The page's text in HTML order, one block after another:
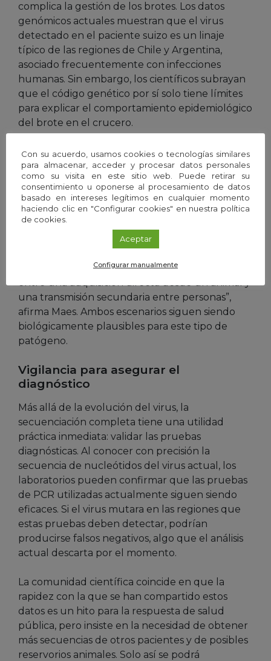
complica la gestión de los brotes. Los datos
genómicos actuales muestran que el virus
detectado en el paciente suizo es un linaje
típico de las regiones de Chile y Argentina,
asociado frecuentemente con infecciones
humanas. Sin embargo, los científicos subrayan
que el código genético por sí solo tiene límites
para explicar el comportamiento epidemiológico
del brote en el crucero.
Piet Maes, presidente electo de la Sociedad
Internacional de Hantavirus, señala al SMC que
las longitudes de las ramas en el árbol
filogenético confirman un evento de
transmisión reciente.
“Aunque los hallazgos no indican la aparición de
genómicos por sí solos no pueden distinguir
entre una adquisición directa desde un animal y
una transmisión secundaria entre personas”,
afirma Maes. Ambos escenarios siguen siendo
biológicamente plausibles para este tipo de
patógeno.
Vigilancia para asegurar el
diagnóstico
Más allá de la evolución del virus, la
secuenciación completa tiene una utilidad
práctica inmediata: validar las pruebas
diagnósticas. Al conocer con precisión la
secuencia de nucleótidos del virus actual, los
laboratorios pueden confirmar que las pruebas
de PCR utilizadas actualmente siguen siendo
eficaces. Si el virus mutara en las regiones que
estas pruebas deben detectar, podrían
producirse falsos negativos, algo que el análisis
actual descarta por el momento.
La comunidad científica coincide en que la
rapidez con la que se han compartido estos
datos es un hito para la respuesta de salud
pública, pero insiste en la necesidad de obtener
más secuencias de otros pacientes y de posibles
reservorios animales. Solo así se podrá
Con su acuerdo, usamos cookies o tecnologías similares
para almacenar, acceder y procesar datos personales
como su visita en este sitio web. Puede retirar su
consentimiento u oponerse al procesamiento de datos
basado en intereses legítimos en cualquier momento
haciendo clic en "Configurar cookies" en nuestra política
de cookies.
Aceptar
Configurar manualmente